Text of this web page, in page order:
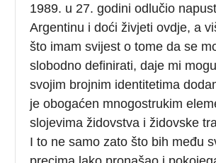
1989. u 27. godini odlučio
Argentinu i doći živjeti ovdje, a
što imam svijest o tome da se
slobodno definirati, daje mi
svojim brojnim identitetima
je obogaćen mnogostrukim
slojevima židovstva i židovske
I to ne samo zato što bih među